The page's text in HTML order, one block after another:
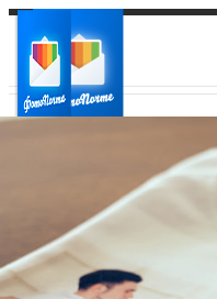
Ваш регион доставки
Выберите из списка: